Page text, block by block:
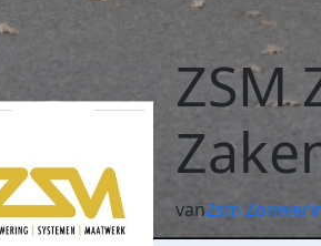
ZSM
vanZsm